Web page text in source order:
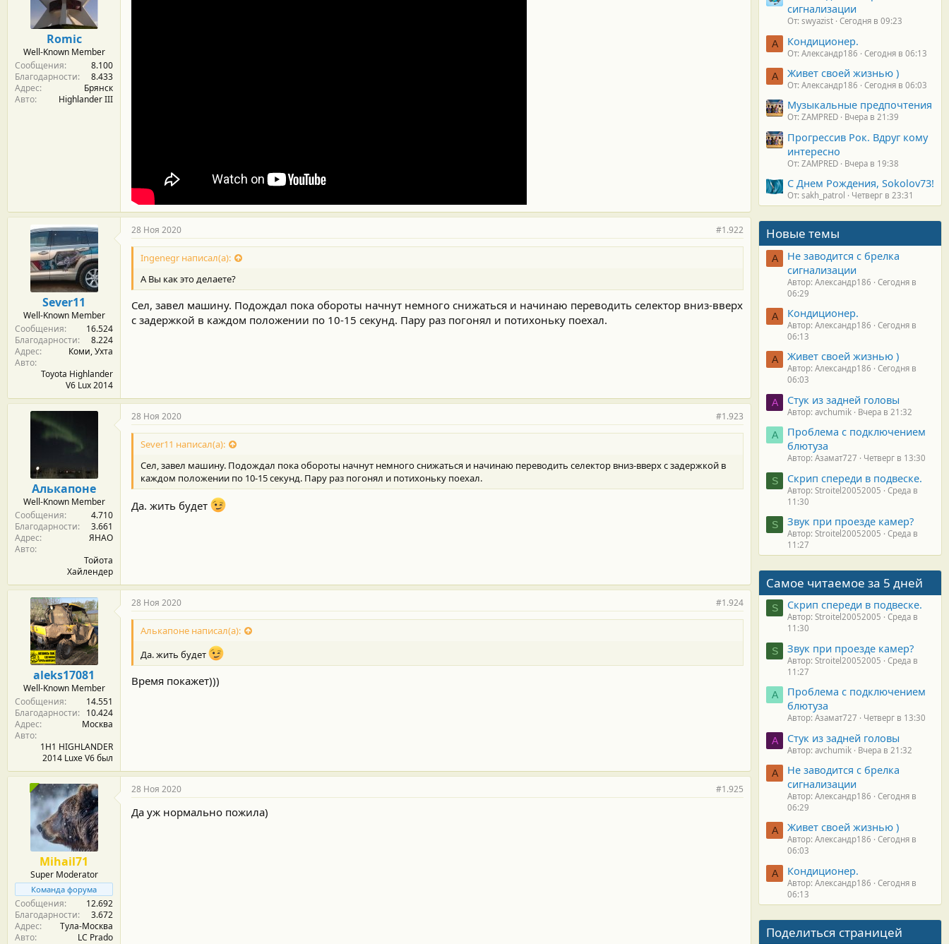
л
а
Romic
Well-Known Member
Сообщения
8.100
Благодарности
8.433
Адрес
Брянск
Авто
Highlander III
Sever11
Well-Known Member
Сообщения
16.524
Благодарности
8.224
Адрес
Коми, Ухта
Авто
Toyota Highlander
V6 Lux 2014
28 Ноя 2020 #1.922
Ingenegr написал(а):
А Вы как это делаете?
Сел, завел машину. Подождал пока обороты начнут немного снижаться и начинаю переводить селектор вниз-вверх
с задержкой в каждом положении по 10-15 секунд. Пару раз погонял и потихоньку поехал.
Алькапоне
Well-Known Member
Сообщения
4.710
Благодарности
3.661
Адрес
ЯНАО
Авто
Тойота
Хайлендер
28 Ноя 2020 #1.923
Sever11 написал(а):
Сел, завел машину. Подождал пока обороты начнут немного снижаться и начинаю переводить селектор вниз-вверх с задержкой в
каждом положении по 10-15 секунд. Пару раз погонял и потихоньку поехал.
Да. жить будет
aleks17081
Well-Known Member
Сообщения
14.551
Благодарности
10.424
Адрес
Москва
Авто
1H1 HIGHLANDER
2014 Luxe V6 был
28 Ноя 2020 #1.924
Алькапоне написал(а):
Да. жить будет
Время покажет)))
Mihail71
Super Moderator
Команда форума
Сообщения
12.692
Благодарности
3.672
Адрес
Тула-Москва
Авто
LC Prado
28 Ноя 2020 #1.925
Да уж нормально пожила)
сигнализации
От: swyazist Сегодня в 09:23
А Кондиционер.
От: Александр186 Сегодня в 06:13
А Живет своей жизнью )
От: Александр186 Сегодня в 06:03
Музыкальные предпочтения
От: ZAMPRED Вчера в 21:39
Прогрессив Рок. Вдруг кому
интересно
От: ZAMPRED Вчера в 19:38
С Днем Рождения, Sokolov73!
От: sakh_patrol Четверг в 23:31
Новые темы
А
Не заводится с брелка
сигнализации
Автор: Александр186
Сегодня в
06:29
А Кондиционер.
Автор: Александр186
Сегодня в
06:13
А Живет своей жизнью )
Автор: Александр186
Сегодня в
06:03
A Стук из задней головы
Автор: avchumik Вчера в 21:32
А
Проблема с подключением
блютуза
Автор: Азамат727 Четверг в 13:30
S Скрип спереди в подвеске.
Автор: Stroitel20052005
Среда в
11:30
S Звук при проезде камер?
Автор: Stroitel20052005
Среда в
11:27
Самое читаемое за 5 дней
S Скрип спереди в подвеске.
Автор: Stroitel20052005
Среда в
11:30
S Звук при проезде камер?
Автор: Stroitel20052005
Среда в
11:27
А
Проблема с подключением
блютуза
Автор: Азамат727 Четверг в 13:30
A Стук из задней головы
Автор: avchumik Вчера в 21:32
А
Не заводится с брелка
сигнализации
Автор: Александр186
Сегодня в
06:29
А Живет своей жизнью )
Автор: Александр186
Сегодня в
06:03
А Кондиционер.
Автор: Александр186
Сегодня в
06:13
Поделиться страницей